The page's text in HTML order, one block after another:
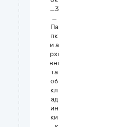
_3
_
Па
пк
и а
рхі
вні
та
об
кл
ад
ин
ки